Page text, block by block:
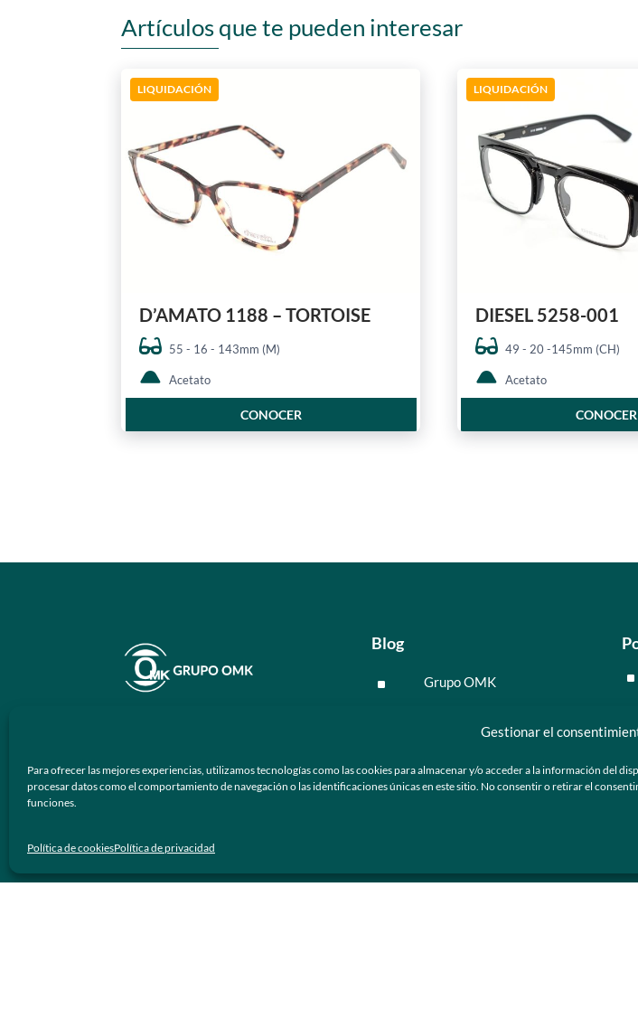
Gestionar el
Para ofrecer las mejores experiencias, utilizamos tecnologías como las cookies para almacenar y/o acceder a la información del
procesar datos como el comportamiento de navegación o las identificaciones únicas en este sitio. No consentir o retirar el
funciones.
Política de cookiesPolítica de privacidad
Artículos que te pueden interesar
LIQUIDACIÓN
D’AMATO 1188 – TORTOISE
55 - 16 - 143mm (M)
Acetato
CONOCER
LIQUIDACIÓN
DIESEL 5258-001
49 - 20 -145mm (CH)
Acetato
CONOCER
ópticos y lentes de sol de calidad y
prestigio a los negocios ópticos en
Blog
^ Grupo OMK
^ Tecnología
^